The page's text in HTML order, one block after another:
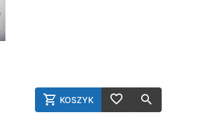
KOSZYK
AddToCart
AddToWishlist